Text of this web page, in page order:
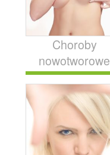
Choroby
nowotworowe